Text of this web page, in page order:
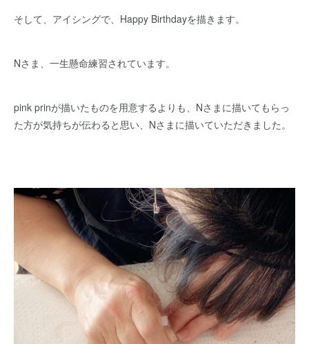
そして、アイシングで、Happy Birthdayを描きます。
Nさま、一生懸命練習されています。
pink prinが描いたものを用意するよりも、Nさまに描いてもらっ
た方が気持ちが伝わると思い、Nさまに描いていただきました。